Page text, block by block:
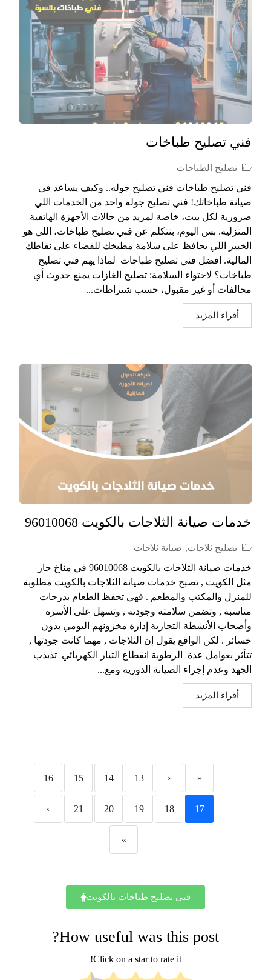
فني تصليح طباخات
تصليح الطباخات
فني تصليح طباخات فني تصليح جوله.. وكيف يساعد في
صيانة طباخاتك! فني تصليح جوله واحد من الخدمات اللي
ضرورية لكل بيت، خاصة لمزيد من حالات الأجهزة الهاتفية
المنزلية. بس اليوم، بنتكلم عن فني تصليح طباخات، اللي هو
الخبير اللي يحافظ على سلامة مطبخك للقضاء على نقاطك
المالية. افضل فني تصليح طباخات لماذا يهم فني تصليح
طباخات؟ لاحتواء السلامة: تصليح الغازات يمنع حدوث أي
مخالفات أو غير مقبول، حسب شتراطات...
أقراء المزيد
خدمات صيانة الثلاجات بالكويت 96010068
تصليح ثلاجات, صيانة ثلاجات
خدمات صيانة الثلاجات بالكويت 96010068 في مناخ حار
مثل الكويت , تصبح خدمات صيانة الثلاجات بالكويت مطلوبة
للمنزل والمكتب والمطعم . فهي تحفظ الطعام بدرجات
مناسبة , وتضمن سلامته وجودته , وتسهل على الأسرة
وأصحاب الأنشطة التجارية إدارة مخزونهم اليومي بدون
خسائر . لكن الواقع يقول إن الثلاجات , مهما كانت جودتها ,
تتأثر بعوامل عدة الرطوبة انقطاع التيار الكهربائي تذبذب
الجهد وعدم إجراء الصيانة الدورية ومع...
أقراء المزيد
«
‹
13
14
15
16
17
18
19
20
21
›
»
فني تصليح طباخات بالكويت
How useful was this post?
Click on a star to rate it!